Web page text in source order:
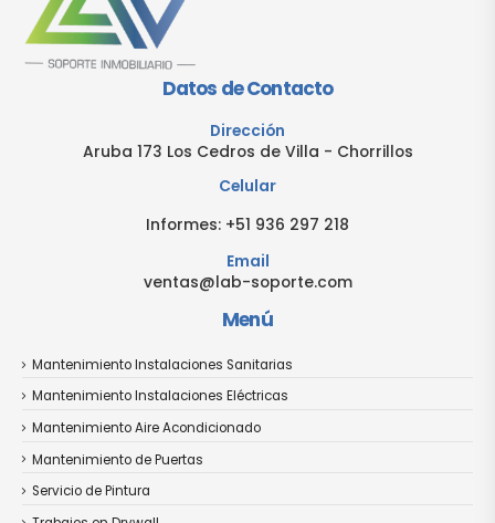
Datos de Contacto
Dirección
Aruba 173 Los Cedros de Villa - Chorrillos
Celular
Informes: +51 936 297 218
Email
ventas@lab-soporte.com
Menú
Mantenimiento Instalaciones Sanitarias
Mantenimiento Instalaciones Eléctricas
Mantenimiento Aire Acondicionado
Mantenimiento de Puertas
Servicio de Pintura